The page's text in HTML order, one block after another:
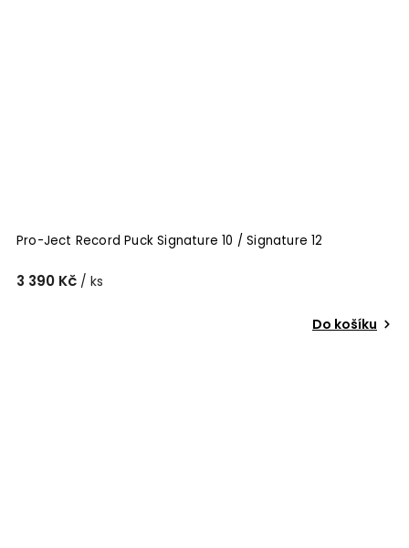
Pro-Ject Record Puck Signature 10 / Signature 12
3 390 Kč / ks
Do košíku